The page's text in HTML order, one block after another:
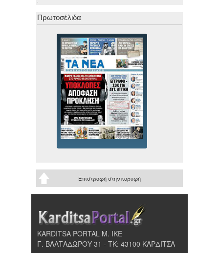
Πρωτοσέλιδα
Επιστροφή στην κορυφή
KARDITSA PORTAL Μ. ΙΚΕ
Γ. ΒΑΛΤΑΔΩΡΟΥ 31 - ΤΚ: 43100 ΚΑΡΔΙΤΣΑ